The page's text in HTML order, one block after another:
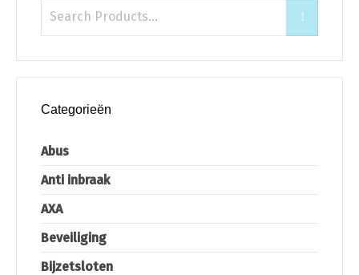
Categorieën
Abus
Anti inbraak
AXA
Beveiliging
Bijzetsloten